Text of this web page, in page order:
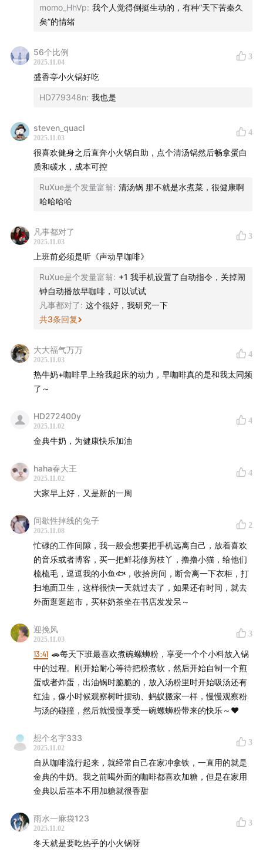
momo_HhVp: 我个人觉得倒挺生动的，有种“天下苦秦久
矣”的情绪
56个比例
2025.11.04
3
盛香亭小火锅好吃
HD779348n: 我也是
steven_quacl
2025.11.03
4
很喜欢健身之后直奔小火锅自助，点个清汤锅然后畅拿蛋白
质和碳水，成本可控
RuXue是个发量富翁: 清汤锅 那不就是水煮菜，很健康啊
哈哈哈哈
凡事都对了
2025.11.03
3
上班前必须是听《声动早咖啡》
RuXue是个发量富翁: +1 我手机设置了自动指令，关掉闹
钟自动播放早咖啡，可以试试
凡事都对了: 这个很好，我研究一下
共3条回复
大大福气万万
2025.11.03
4
热牛奶+咖啡早上给我起床的动力，早咖啡真的是和我太同频
了～
HD272400y
2025.11.02
4
金典牛奶，为健康快乐加油
haha春大王
2025.11.02
4
大家早上好，又是新的一周
间歇性掉线的兔子
2025.11.08
2
忙碌的工作间隙，我一般会想要把手机远离自己，放着喜欢
的音乐或者博客，买一把鲜花修剪枝丫，撸撸小猫，给他们
梳梳毛，逗逗我的小鱼🐟，收拾房间，断舍离一下衣柜，打
扫地面卫生，这样很快一天就过去了，如果还有时间，就去
外面逛逛超市，买杯奶茶坐在书店发发呆～
迎挽风
2025.11.03
3
13:41 🚗每天下班最喜欢煮碗螺蛳粉，享受一个个小料放入锅
中的过程。刚开始耐心等待把粉煮软，然后开始自制一个煎
蛋或者炸蛋，出油锅时脆脆的，放入汤粉里时开始吸汤还有
红油，像小时候观察树叶摆动、蚂蚁搬家一样，慢慢观察粉
与汤的碰撞，然后就慢慢享受一碗螺蛳粉带来的快乐～❤️
想个名字333
2025.11.02
3
自从咖啡流行起来，就经常自己在家冲拿铁，一直用的就是
金典的牛奶。我之前喝外面的咖啡都喜欢加糖，但是在家用
金典以后基本不用加糖就很香甜
雨水一麻袋123
2025.11.02
3
冬天就是要吃热乎的小火锅呀